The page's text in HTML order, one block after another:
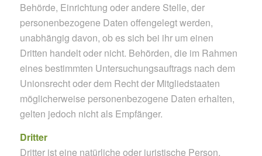
Behörde, Einrichtung oder andere Stelle, der
personenbezogene Daten offengelegt werden,
unabhängig davon, ob es sich bei ihr um einen
Dritten handelt oder nicht. Behörden, die im Rahmen
eines bestimmten Untersuchungsauftrags nach dem
Unionsrecht oder dem Recht der Mitgliedstaaten
möglicherweise personenbezogene Daten erhalten,
gelten jedoch nicht als Empfänger.
Dritter
Dritter ist eine natürliche oder juristische Person,